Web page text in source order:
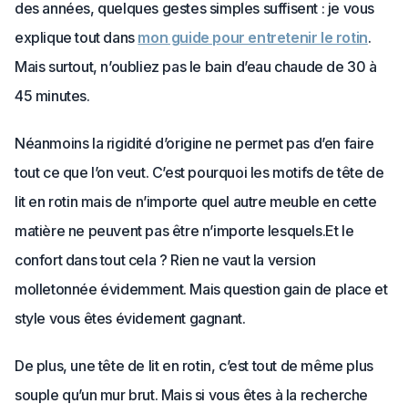
des années, quelques gestes simples suffisent : je vous
explique tout dans mon guide pour entretenir le rotin.
Mais surtout, n’oubliez pas le bain d’eau chaude de 30 à
45 minutes.
Néanmoins la rigidité d’origine ne permet pas d’en faire
tout ce que l’on veut. C’est pourquoi les motifs de tête de
lit en rotin mais de n’importe quel autre meuble en cette
matière ne peuvent pas être n’importe lesquels.Et le
confort dans tout cela ? Rien ne vaut la version
molletonnée évidemment. Mais question gain de place et
style vous êtes évidement gagnant.
De plus, une tête de lit en rotin, c’est tout de même plus
souple qu’un mur brut. Mais si vous êtes à la recherche